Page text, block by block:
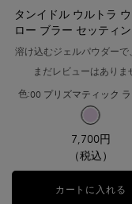
タンイドル ウルトラ
ロー ブラー セッティ
ダー
溶け込むジェルパウダーで
まだレビューはありま
色:
選択済み
00 プリ
7,700円
（税込）
カートに入れる
イエローベースの少し明る
PO-01 ピンクオークルの
O-03 イエローとオ
選択済み
商品バリエー
選択済み
P-01 ピ